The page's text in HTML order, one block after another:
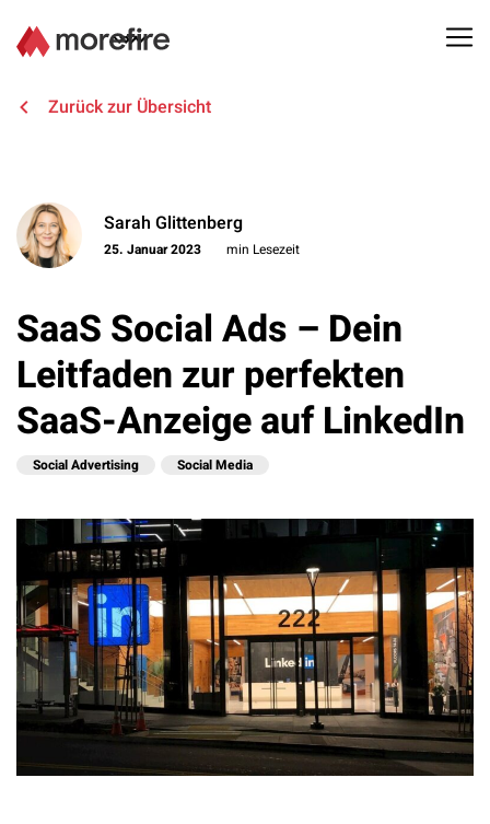
Lösungen
Über uns
Newsletter
Kontakt
Zurück zur Übersicht
Sarah Glittenberg
25. Januar 2023 min Lesezeit
SaaS Social Ads – Dein
Leitfaden zur perfekten
SaaS-Anzeige auf LinkedIn
Social Advertising Social Media